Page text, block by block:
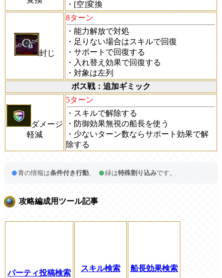
・[空]変換
封じ
8ターン
・能力解放で対処
・足りない場合はスキルで回復
・サポートで回復する
・入れ替え効果で回復する
・対象は左列
ボス戦：追加ギミック
ダメージ
軽減
5ターン
・スキルで解除する
・防御効果無視の船長を使う
・少ないターン数ならサポート効果で解
除する
青の情報は条件付き行動 緑は特殊割り込みです。
攻略編成用ツール記事
パーティ投稿検索
スキル検索 船長効果検索